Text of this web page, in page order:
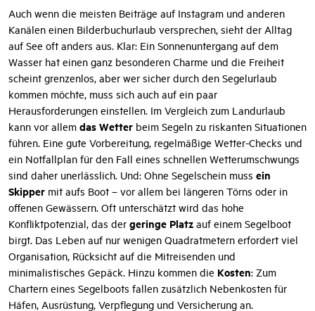
Auch wenn die meisten Beiträge auf Instagram und anderen
Kanälen einen Bilderbuchurlaub versprechen, sieht der Alltag
auf See oft anders aus. Klar: Ein Sonnenuntergang auf dem
Wasser hat einen ganz besonderen Charme und die Freiheit
scheint grenzenlos, aber wer sicher durch den Segelurlaub
kommen möchte, muss sich auch auf ein paar
Herausforderungen einstellen. Im Vergleich zum Landurlaub
kann vor allem das Wetter beim Segeln zu riskanten Situationen
führen. Eine gute Vorbereitung, regelmäßige Wetter-Checks und
ein Notfallplan für den Fall eines schnellen Wetterumschwungs
sind daher unerlässlich. Und: Ohne Segelschein muss ein
Skipper mit aufs Boot – vor allem bei längeren Törns oder in
offenen Gewässern. Oft unterschätzt wird das hohe
Konfliktpotenzial, das der geringe Platz auf einem Segelboot
birgt. Das Leben auf nur wenigen Quadratmetern erfordert viel
Organisation, Rücksicht auf die Mitreisenden und
minimalistisches Gepäck. Hinzu kommen die Kosten: Zum
Chartern eines Segelboots fallen zusätzlich Nebenkosten für
Häfen, Ausrüstung, Verpflegung und Versicherung an.